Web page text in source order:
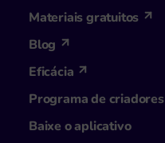
Materiais gratuitos
Blog
Eficácia
Programa de criadores
Baixe o aplicativo